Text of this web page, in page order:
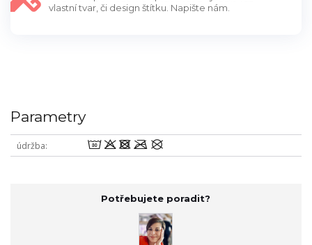
vlastní tvar, či design štítku. Napište nám.
Parametry
údržba wodmU
Potřebujete poradit?